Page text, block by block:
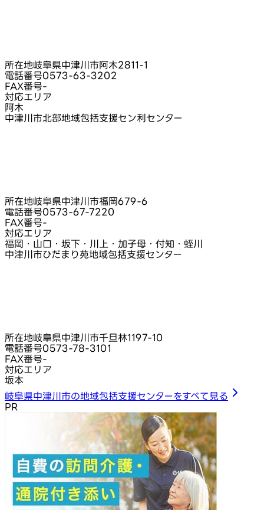
所在地岐阜県中津川市阿木2811-1
電話番号0573-63-3202
FAX番号-
対応エリア
阿木
中津川市北部地域包括支援セン利センター
所在地岐阜県中津川市福岡679-6
電話番号0573-67-7220
FAX番号-
対応エリア
福岡・山口・坂下・川上・加子母・付知・蛭川
中津川市ひだまり苑地域包括支援センター
所在地岐阜県中津川市千旦林1197-10
電話番号0573-78-3101
FAX番号-
対応エリア
坂本
岐阜県中津川市の地域包括支援センターをすべて見る
PR